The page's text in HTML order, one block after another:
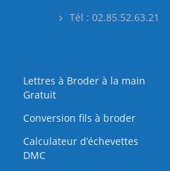
Tél : 02.85.52.63.21
Lettres à Broder à la main
Gratuit
Conversion fils à broder
Calculateur d’échevettes
DMC